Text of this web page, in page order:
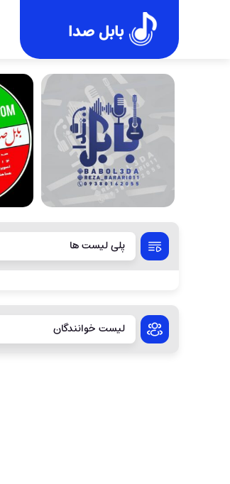
بابل صدا
پلی لیست ها
لیست خوانندگان